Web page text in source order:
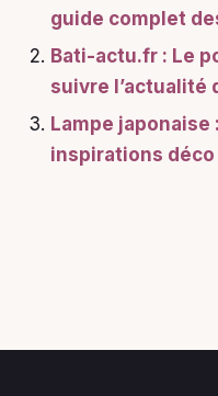
guide complet
Bati-actu.fr : Le
suivre l’actualité
Lampe
inspirations